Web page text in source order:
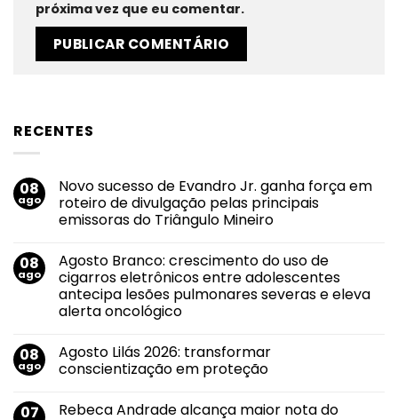
próxima vez que eu comentar.
RECENTES
08
ago
Novo sucesso de Evandro Jr. ganha força em
roteiro de divulgação pelas principais
emissoras do Triângulo Mineiro
em
Novo
sucesso
de
Evandro
Jr.
em
roteiro
de
principais
08
ago
Agosto Branco: crescimento do uso de
cigarros eletrônicos entre adolescentes
antecipa lesões pulmonares severas e eleva
alerta oncológico
em
Agosto
Branco:
uso
08
ago
Agosto Lilás 2026: transformar
conscientização em proteção
em
07
Rebeca Andrade alcança maior nota do